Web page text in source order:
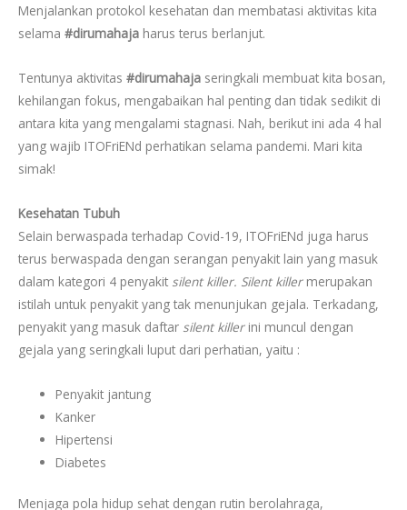
Menjalankan protokol kesehatan dan membatasi aktivitas kita
selama #dirumahaja harus terus berlanjut.
Tentunya aktivitas #dirumahaja seringkali membuat kita bosan,
kehilangan fokus, mengabaikan hal penting dan tidak sedikit di
antara kita yang mengalami stagnasi. Nah, berikut ini ada 4 hal
yang wajib ITOFriENd perhatikan selama pandemi. Mari kita
simak!
Kesehatan Tubuh
Selain berwaspada terhadap Covid-19, ITOFriENd juga harus
terus berwaspada dengan serangan penyakit lain yang masuk
dalam kategori 4 penyakit silent killer. Silent killermerupakan
istilah untuk penyakit yang tak menunjukan gejala. Terkadang,
penyakit yang masuk daftar silent killerini muncul dengan
gejala yang seringkali luput dari perhatian, yaitu :
Penyakit jantung
Kanker
Hipertensi
Diabetes
Menjaga pola hidup sehat dengan rutin berolahraga,